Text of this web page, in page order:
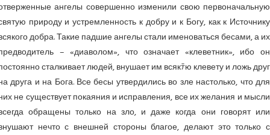
ангелы совершенно изменили свою первоначальную
природу и устремленность к добру и к Богу, как к Источнику
добра. Такие падшие ангелы стали именоваться бесами, а их
– «диаволом», что означает «клеветник», ибо он
сталкивает людей, внушает им всякﾃю клевету и ложь друг
друга и на Бога. Все бесы утвердились во зле настолько, что для
не существует покаяния и исправления, все их желания и мысли
обращены только на зло, и даже когда они говорят или
нечто с внешней стороны благое, делают это только с